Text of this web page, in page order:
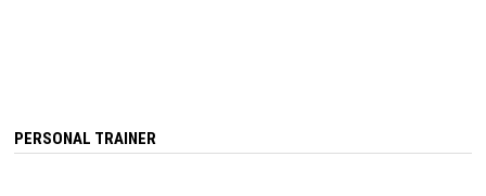
PERSONAL TRAINER